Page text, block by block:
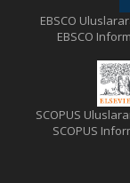
EBSCO
EBSCO
SCOPUS
SCOPUS